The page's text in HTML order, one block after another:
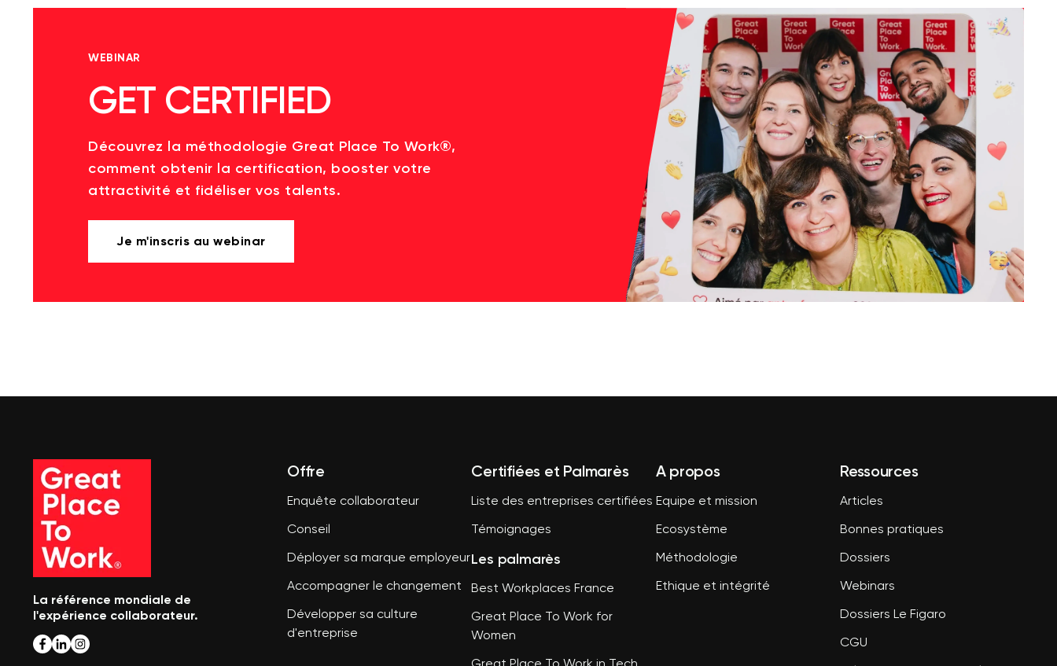
WEBINAR
GET CERTIFIED
Découvrez la méthodologie Great Place To Work®,
comment obtenir la certification, booster votre
attractivité et fidéliser vos talents.
Je m'inscris au webinar
La référence mondiale de
l'expérience collaborateur.
Offre
Enquête collaborateur
Conseil
Déployer sa marque employeur
Accompagner le changement
Développer sa culture
d'entreprise
Certifiées et Palmarès
Liste des entreprises certifiées
Témoignages
Les palmarès
Best Workplaces France
Great Place To Work for
Women
A propos
Equipe et mission
Ecosystème
Méthodologie
Ethique et intégrité
Ressources
Articles
Bonnes pratiques
Dossiers
Webinars
Dossiers Le Figaro
CGU